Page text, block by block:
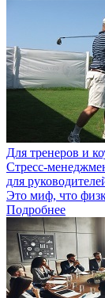
Для тренеров и
Стресс-
для
Это миф, что
Подробнее